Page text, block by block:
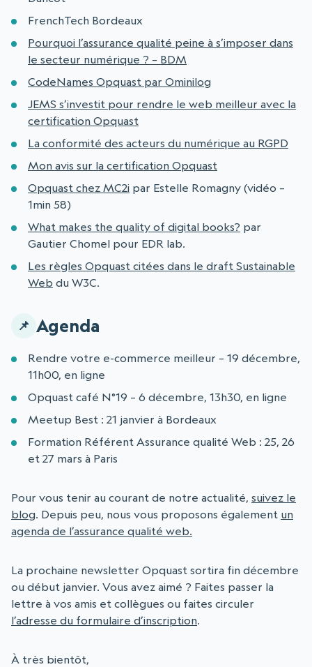
FrenchTech Bordeaux
Pourquoi l’assurance qualité peine à s’imposer dans
le secteur numérique ? – BDM
CodeNames Opquast par Ominilog
JEMS s’investit pour rendre le web meilleur avec la
certification Opquast
La conformité des acteurs du numérique au RGPD
Mon avis sur la certification Opquast
Opquast chez MC2i par Estelle Romagny (vidéo –
1min 58)
What makes the quality of digital books? par
Gautier Chomel pour EDR lab.
Les règles Opquast citées dans le draft Sustainable
Web du W3C.
Agenda
Rendre votre e-commerce meilleur – 19 décembre,
11h00, en ligne
Opquast café N°19 – 6 décembre, 13h30, en ligne
Meetup Best : 21 janvier à Bordeaux
Formation Référent Assurance qualité Web : 25, 26
et 27 mars à Paris
Pour vous tenir au courant de notre actualité, suivez le
blog. Depuis peu, nous vous proposons également un
agenda de l’assurance qualité web.
La prochaine newsletter Opquast sortira fin décembre
ou début janvier. Vous avez aimé ? Faites passer la
lettre à vos amis et collègues ou faites circuler
l’adresse du formulaire d’inscription.
À très bientôt,